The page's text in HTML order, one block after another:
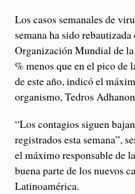
Los casos semanales de
semana ha sido
Organización Mundial de
% menos que en el pico de
de este año, indicó el
organismo, Tedros
“Los contagios siguen
registrados esta semana”,
el máximo responsable de
buena parte de los nuevos
Latinoamérica.